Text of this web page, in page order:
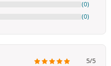
(0)
(0)
5/5